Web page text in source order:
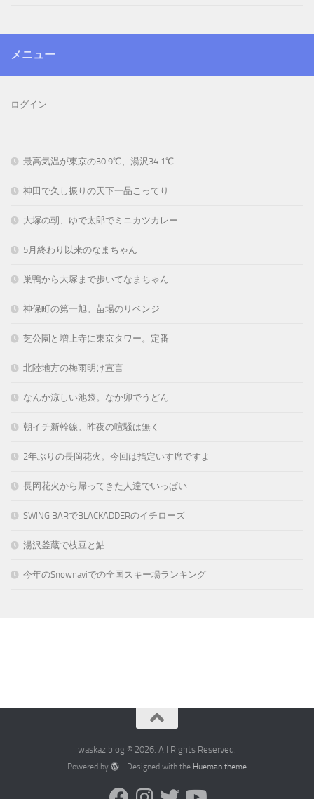
メニュー
ログイン
最高気温が東京の30.9℃、湯沢34.1℃
神田で久し振りの天下一品こってり
大塚の朝、ゆで太郎でミニカツカレー
5月終わり以来のなまちゃん
巣鴨から大塚まで歩いてなまちゃん
神保町の第一旭。苗場のリベンジ
芝公園と増上寺に東京タワー。定番
北陸地方の梅雨明け宣言
なんか涼しい池袋。なか卯でうどん
朝イチ新幹線。昨夜の喧騒は無く
2年ぶりの長岡花火。今回は指定いす席ですよ
長岡花火から帰ってきた人達でいっぱい
SWING BARでBLACKADDERのイチローズ
湯沢釜蔵で枝豆と鮎
今年のSnownaviでの全国スキー場ランキング
waskaz blog © 2026. All Rights Reserved.
Powered by - Designed with the Hueman theme